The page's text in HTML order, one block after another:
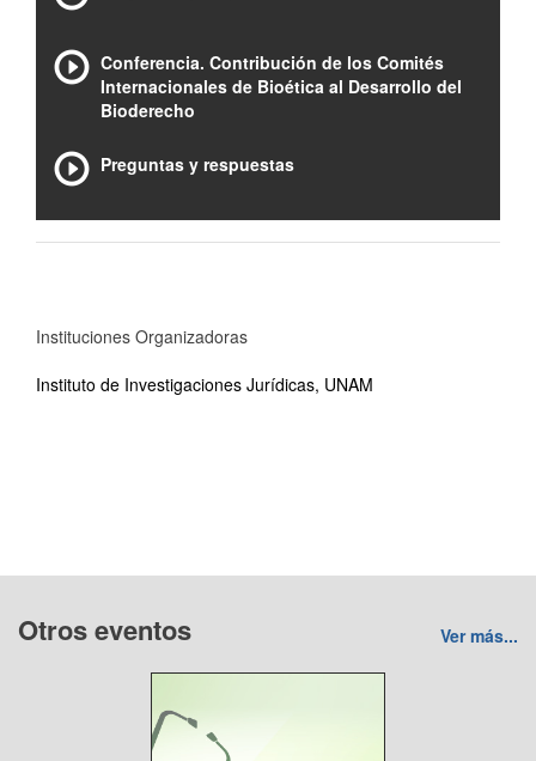
Conferencia. Contribución de los Comités
Internacionales de Bioética al Desarrollo del
Bioderecho
Preguntas y respuestas
Instituciones Organizadoras
Instituto de Investigaciones Jurídicas, UNAM
Otros eventos Ver más...